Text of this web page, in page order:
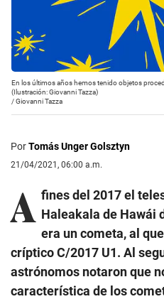
En los últimos años hemos tenido objetos
(Ilustración: Giovanni Tazza)
/Giovanni Tazza
PorTomás Unger Golsztyn
21/04/2021, 06:00 a.m.
A fines del 2017 el
Haleakala de Hawái
era un cometa, al
críptico C/2017 U1. Al
astrónomos notaron que
característica de los